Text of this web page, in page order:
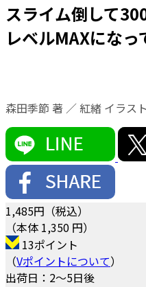
スライム倒して
レベルMAXになっ
森田季節 著 ／ 紅緒 イラスト
1,485円（税込）
（本体 1,350 円）
13ポイント
（Vポイントについて）
出荷日：2～5日後